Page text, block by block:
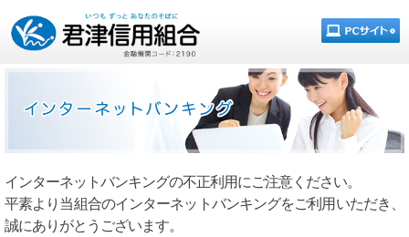
インターネットバンキングの不正利用にご注意ください。
平素より当組合のインターネットバンキングをご利用いただき、
誠にありがとうございます。